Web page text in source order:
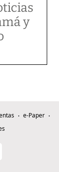
y
e-Paper